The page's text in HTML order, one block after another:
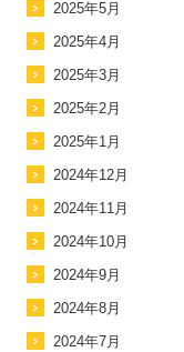
2025年5月
2025年4月
2025年3月
2025年2月
2025年1月
2024年12月
2024年11月
2024年10月
2024年9月
2024年8月
2024年7月